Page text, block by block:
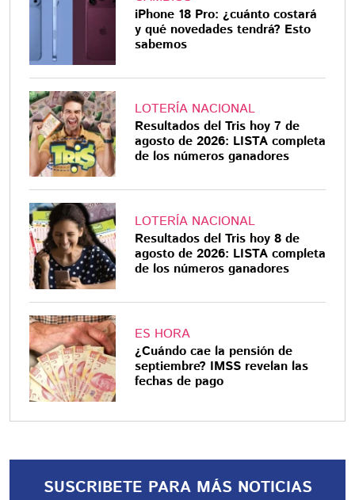
iPhone 18 Pro: ¿cuánto costará
y qué novedades tendrá? Esto
sabemos
LOTERÍA NACIONAL
Resultados del Tris hoy 7 de
agosto de 2026: LISTA completa
de los números ganadores
LOTERÍA NACIONAL
Resultados del Tris hoy 8 de
agosto de 2026: LISTA completa
de los números ganadores
ES HORA
¿Cuándo cae la pensión de
septiembre? IMSS revelan las
fechas de pago
SUSCRIBETE PARA MÁS NOTICIAS